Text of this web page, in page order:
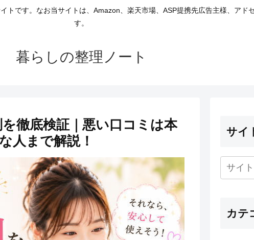
トです。なお当サイトは、Amazon、楽天市場、ASP提携先広告主様、アド
す。
暮らしの整理ノート
徹底検証｜悪い口コミは本
人まで解説！
サイ
カテ